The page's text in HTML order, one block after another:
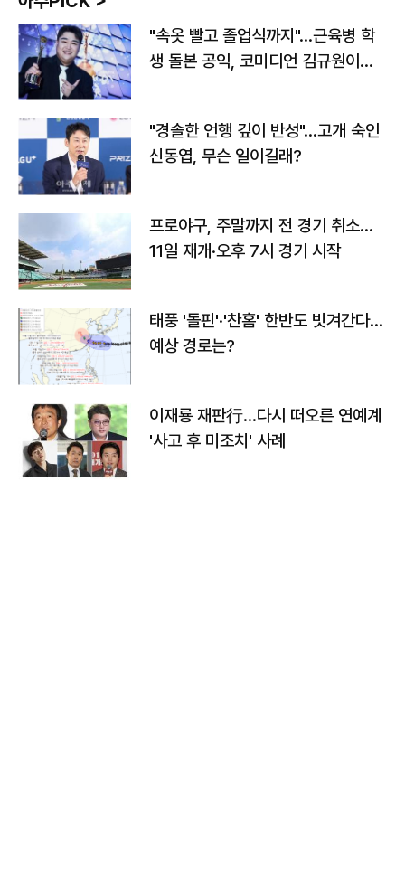
"속옷 빨고 졸업식까지"…근육병 학
생 돌본 공익, 코미디언 김규원이었
"경솔한 언행 깊이 반성"…고개 숙인
신동엽, 무슨 일이길래?
프로야구, 주말까지 전 경기 취소…
11일 재개·오후 7시 경기 시작
태풍 '돌핀'·'찬홈' 한반도 빗겨간다…
예상 경로는?
이재룡 재판行…다시 떠오른 연예계
'사고 후 미조치' 사례